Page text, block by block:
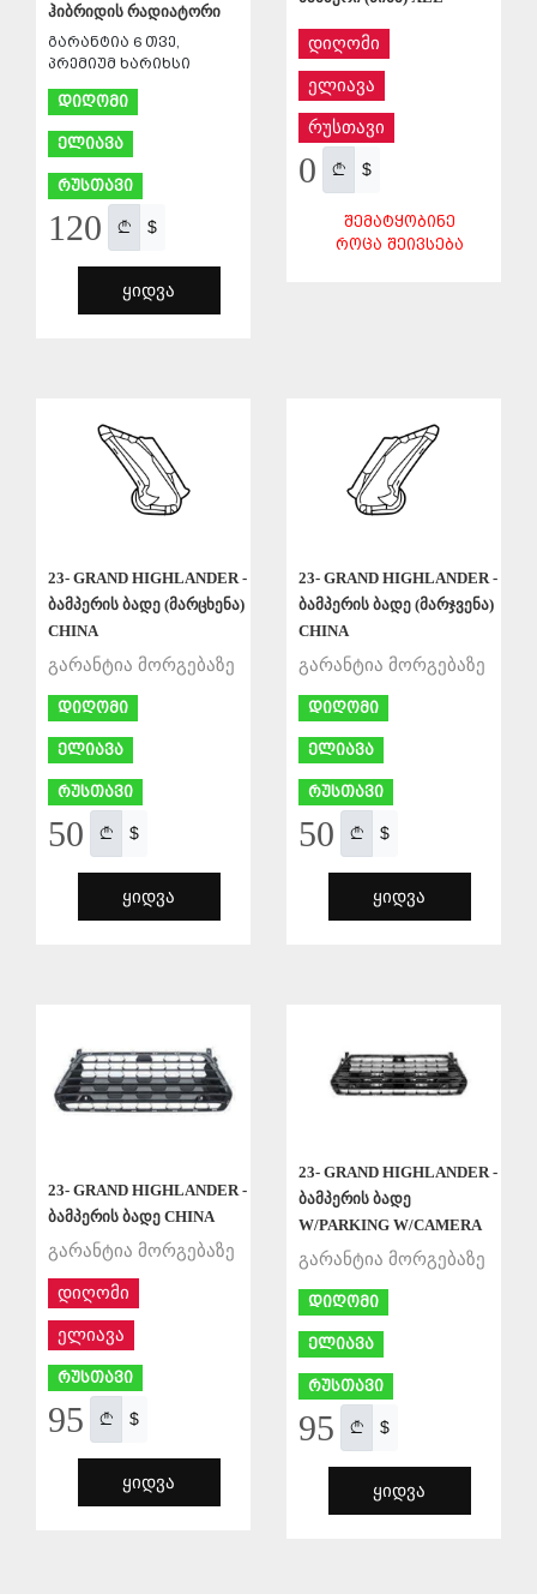
ჰიბრიდის რადიატორი
გარანტია 6 თვე,
პრემიუმ ხარიხსი
დიღომი
ელიავა
რუსთავი
120 $
ᲧᲘᲓᲕᲐ
დიღომი
ელიავა
რუსთავი
0 $
ᲨᲔᲛᲐᲢᲧᲝᲑᲘᲜᲔ
ᲠᲝᲪᲐ ᲨᲔᲘᲕᲡᲔᲑᲐ
23- GRAND HIGHLANDER -
ბამპერის ბადე (მარცხენა)
CHINA
გარანტია მორგებაზე
დიღომი
ელიავა
რუსთავი
50 $
ᲧᲘᲓᲕᲐ
23- GRAND HIGHLANDER -
ბამპერის ბადე (მარჯვენა)
CHINA
გარანტია მორგებაზე
დიღომი
ელიავა
რუსთავი
50 $
ᲧᲘᲓᲕᲐ
23- GRAND HIGHLANDER -
ბამპერის ბადე CHINA
გარანტია მორგებაზე
დიღომი
ელიავა
რუსთავი
95 $
ᲧᲘᲓᲕᲐ
23- GRAND HIGHLANDER -
ბამპერის ბადე
W/PARKING W/CAMERA
გარანტია მორგებაზე
დიღომი
ელიავა
რუსთავი
95 $
ᲧᲘᲓᲕᲐ